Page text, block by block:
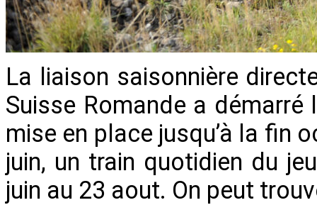
La liaison saisonnière
Suisse Romande a
mise en place jusqu’à la fin
juin, un train quotidien du
juin au 23 aout. On peut